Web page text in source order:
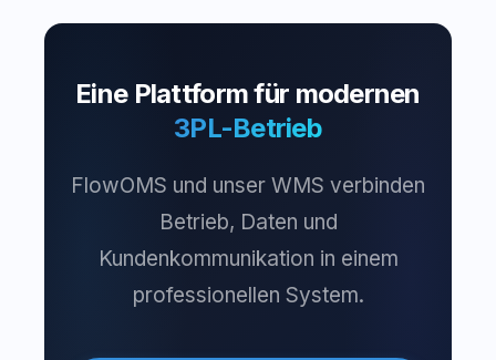
Eine Plattform für modernen
3PL-Betrieb
FlowOMS und unser WMS verbinden
Betrieb, Daten und
Kundenkommunikation in einem
professionellen System.